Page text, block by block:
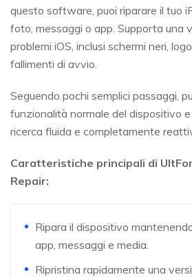
questo software, puoi riparare il tuo
foto, messaggi o app. Supporta una
problemi iOS, inclusi schermi neri,
fallimenti di avvio.
Seguendo pochi semplici passaggi,
funzionalità normale del dispositivo
ricerca fluida e completamente
Caratteristiche principali di
Repair:
Ripara il dispositivo
app, messaggi e media.
Ripristina rapidamente una